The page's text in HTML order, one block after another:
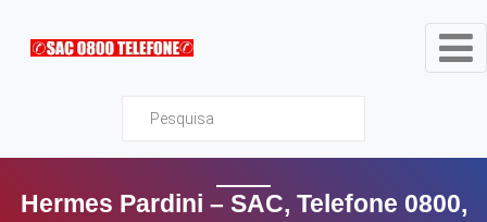
Sac0800Telefone
Hermes Pardini – SAC, Telefone 0800,